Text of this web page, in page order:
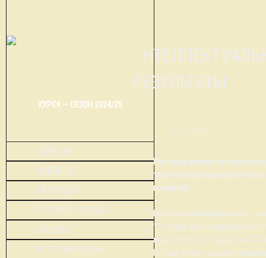
КУРСК — СЕЗОН 2024/25
ГЛАВНАЯ
НОВОСТИ
КАЛЕНДАРЬ
ТУРНИРЫ КЛУБА
О КЛУБЕ
ИСТОРИЯ КЛУБА
РЕЗУЛЬТАТЫ
07.05.2018
Итоговые результаты
тему популяризации
марафон»
Проведен международный
15 стран), индивидуальная
игра в клубе «Без дураков»
Победу в нем одержала